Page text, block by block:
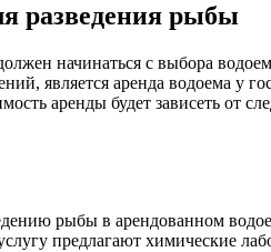
разведения рыбы
начинаться с выбора
является аренда водоема у
аренды будет зависеть от
рыбы в арендованном
предлагают химические